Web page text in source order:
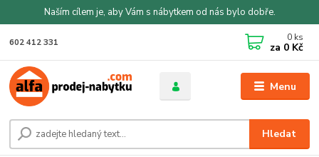
Naším cílem je, aby Vám s nábytkem od nás bylo dobře.
Menu
Hledat
602 412 331 0 ks
za 0 Kč